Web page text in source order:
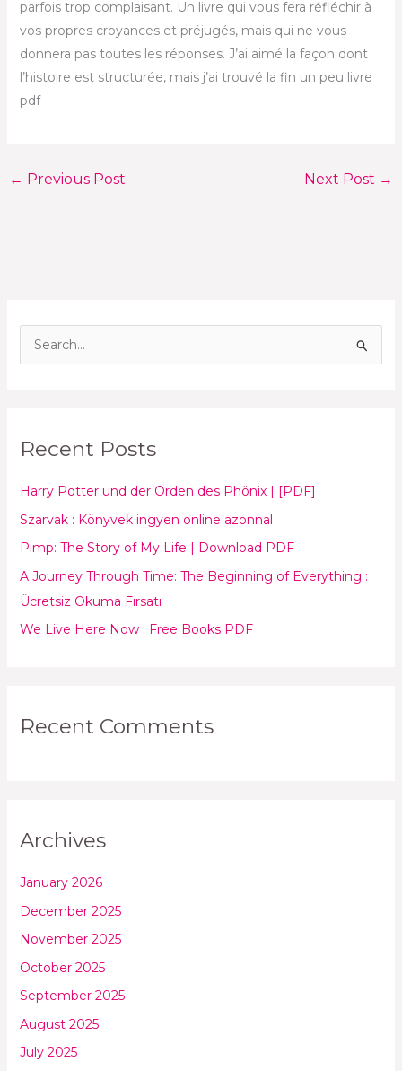
c
f
o
r
:
Recent Posts
Harry Potter und der Orden des Phönix | [PDF]
Szarvak : Könyvek ingyen online azonnal
Pimp: The Story of My Life | Download PDF
A Journey Through Time: The Beginning of Everything :
Ücretsiz Okuma Fırsatı
We Live Here Now : Free Books PDF
Recent Comments
Archives
January 2026
December 2025
November 2025
October 2025
September 2025
August 2025
July 2025
parfois trop complaisant. Un livre qui vous fera réfléchir à
vos propres croyances et préjugés, mais qui ne vous
donnera pas toutes les réponses. J’ai aimé la façon dont
l’histoire est structurée, mais j’ai trouvé la fin un peu livre
pdf
← Previous Post Next Post →